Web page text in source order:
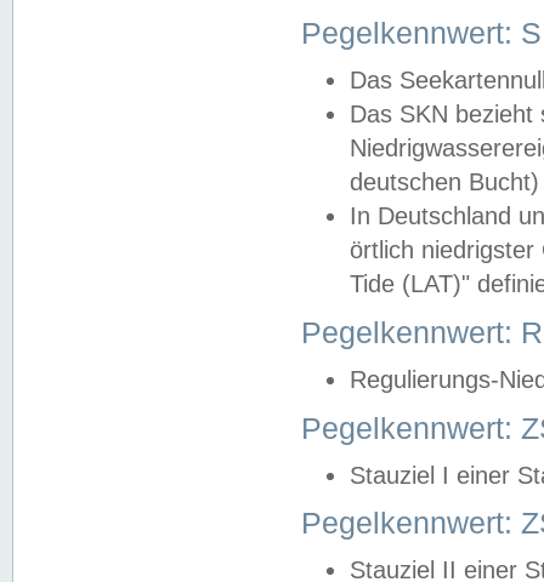
Pegelkennwert:
Das
Das SKN
deutschen
In Deutschland
örtlich
Tide (LAT)"
Pegelkennwert:
Regulierungs-
Pegelkennwert:
Stauziel I einer
Pegelkennwert:
Stauziel II einer